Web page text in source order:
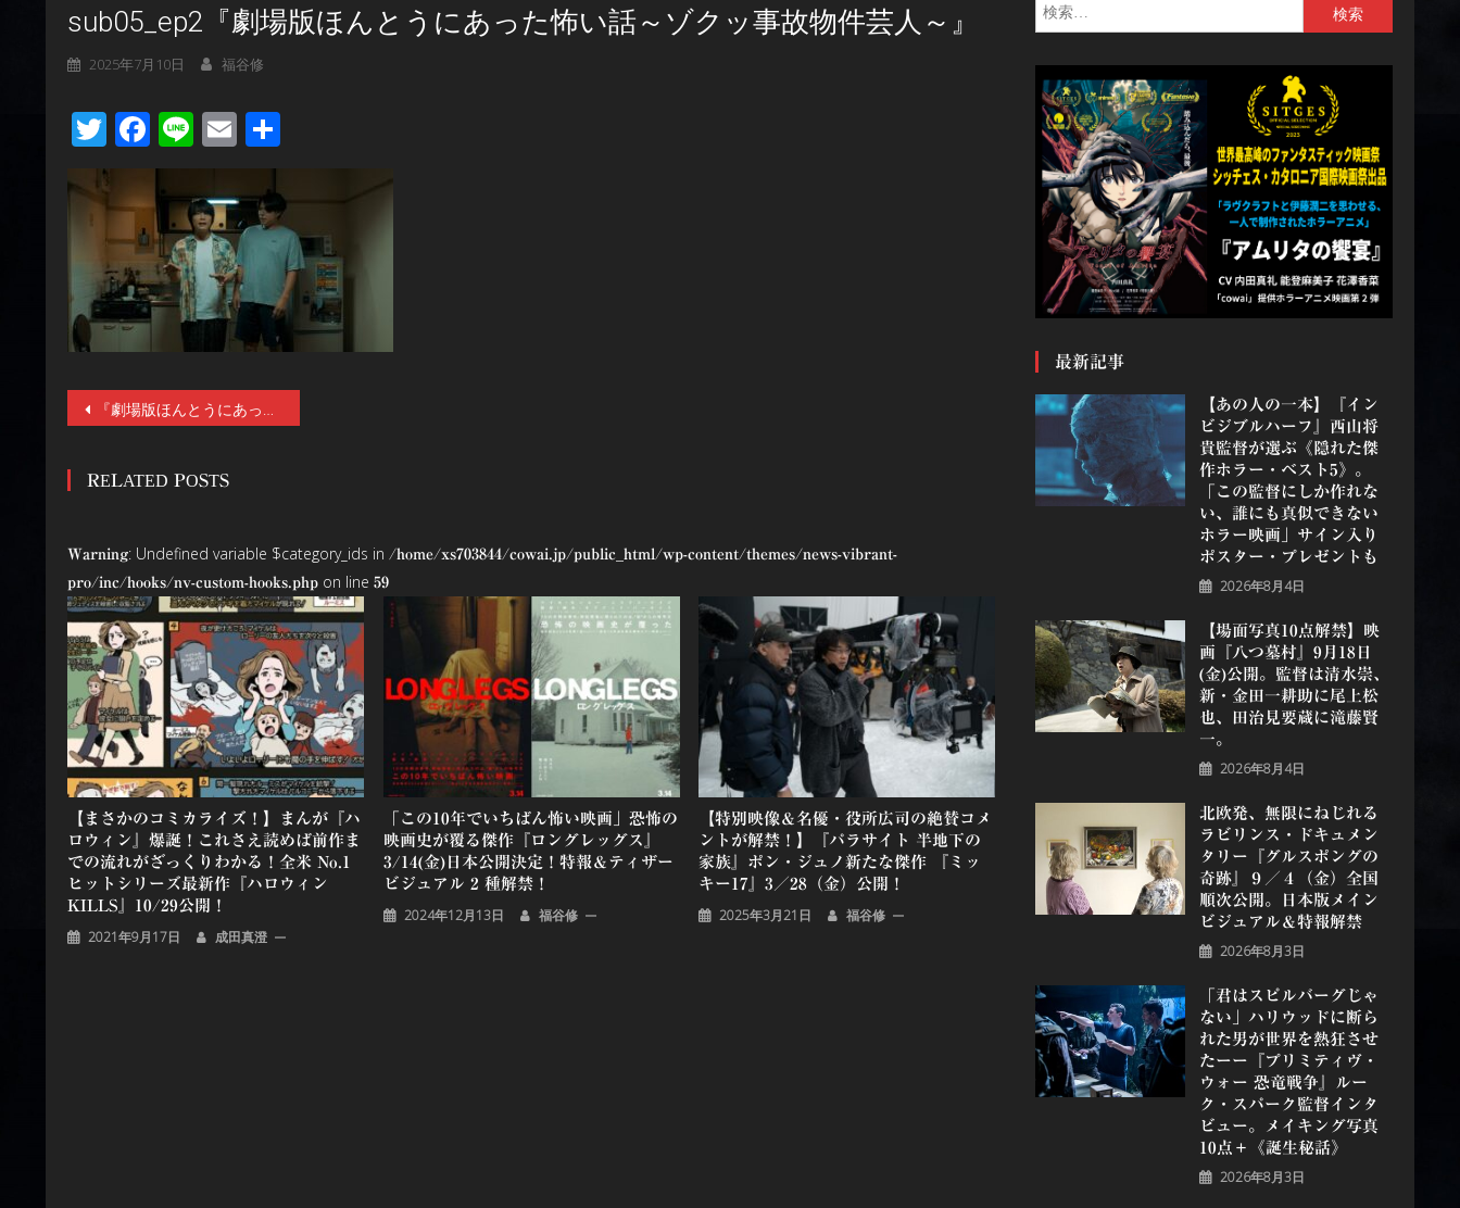
sub05_ep2『劇場版ほんとうにあった怖い話～ゾクッ事故物件芸人～』
2025年7月10日 福谷修
Twitter
Facebook
LineEmail
投
ナ
ゲ
ー
シ
ョ
ン
『劇場版ほんとうにあった怖い話～ゾクッ事故物件芸人～』8/1（金）公開！事故物件にまつわる3つの恐怖体験エピソードを映画化。真空ジェシカ・ガクらが映画初主演。
RELATED POSTS
Warning: Undefined variable $category_ids in /home/xs703844/cowai.jp/public_html/wp-content/themes/news-vibrant-
pro/inc/hooks/nv-custom-hooks.php on line 59
【まさかのコミカライズ！】まんが『ハ
ロウィン』爆誕！これさえ読めば前作ま
での流れがざっくりわかる！全米 No.1
ヒットシリーズ最新作『ハロウィン
KILLS』10/29公開！
2021年9月17日 成田真澄
「この10年でいちばん怖い映画」恐怖の
映画史が覆る傑作『ロングレッグス』
3/14(金)日本公開決定！特報＆ティザー
ビジュアル 2 種解禁！
2024年12月13日 福谷修
【特別映像＆名優・役所広司の絶賛コメ
ントが解禁！】『パラサイト 半地下の
家族』ポン・ジュノ新たな傑作 『ミッ
キー17』3／28（金）公開！
2025年3月21日 福谷修
索:
最新記事
【あの人の一本】『イン
ビジブルハーフ』⻄⼭将
貴監督が選ぶ《隠れた傑
作ホラー・ベスト5》。
「この監督にしか作れな
い、誰にも真似できない
ホラー映画」サイン入り
ポスター・プレゼントも
2026年8月4日
【場面写真10点解禁】映
画『八つ墓村』9月18日
(金)公開。監督は清水崇、
新・金田一耕助に尾上松
也、田治見要蔵に滝藤賢
一。
2026年8月4日
北欧発、無限にねじれる
ラビリンス・ドキュメン
タリー『グルスポングの
奇跡』９／４（金）全国
順次公開。日本版メイン
ビジュアル＆特報解禁
2026年8月3日
「君はスピルバーグじゃ
ない」ハリウッドに断ら
れた男が世界を熱狂させ
たーー『プリミティヴ・
ウォー 恐⻯戦争』ルー
ク・スパーク監督インタ
ビュー。メイキング写真
10点＋《誕⽣秘話》
2026年8月3日